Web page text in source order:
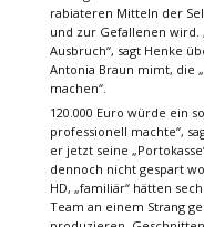
rabiateren Mitteln der
und zur Gefallenen wird.
Ausbruch“, sagt Henke
Antonia Braun mimt, die
machen“.
120.000 Euro würde ein
professionell machte“,
er jetzt seine
dennoch nicht gespart
HD, „familiär“ hätten
Team an einem Strang